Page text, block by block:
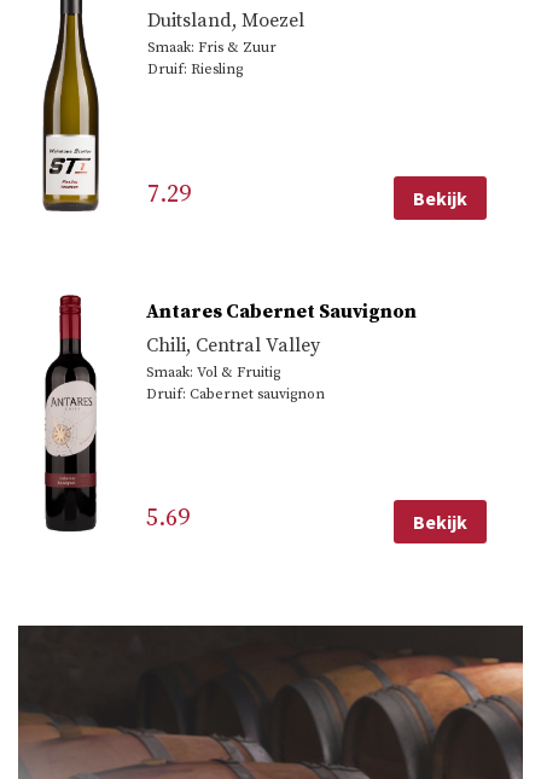
Duitsland, Moezel
Smaak: Fris & Zuur
Druif: Riesling
7.29 Bekijk
Antares Cabernet Sauvignon
Chili, Central Valley
Smaak: Vol & Fruitig
Druif: Cabernet sauvignon
5.69 Bekijk